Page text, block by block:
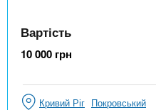
Вартість
10 000 грн
Кривий Ріг Покровський